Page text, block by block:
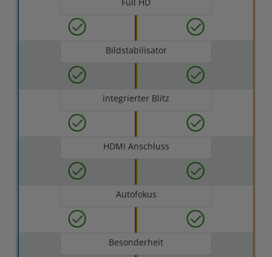
Bildstabilisator
integrierter Blitz
HDMI Anschluss
Autofokus
Besonderheit